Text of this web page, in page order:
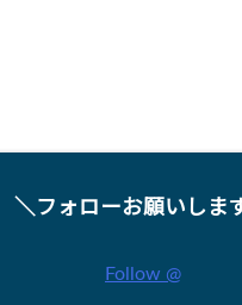
＼フォローお願いしま
Follow @